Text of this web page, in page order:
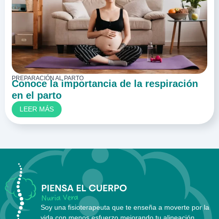
PREPARACIÓN AL PARTO
Conoce la importancia de la respiración
en el parto
LEER MÁS
Soy una fisioterapeuta que te enseña a moverte por la